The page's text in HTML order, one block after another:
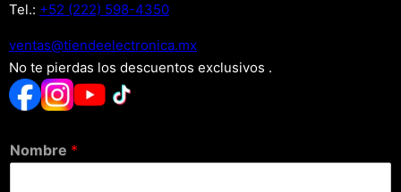
Tel.: +52 (222) 598-4350
xm.acinortceleedneit@satnev
No te pierdas los descuentos exclusivos .
Nombre *